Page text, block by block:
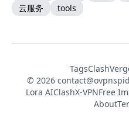
云服务
tools
Tags
© 2026
Lora AIClashX-VPNFree
About